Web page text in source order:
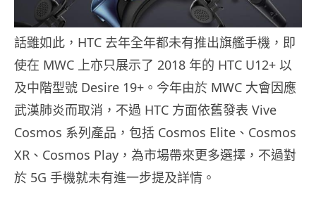
話雖如此，HTC 去年全年都未有推出旗艦手機，即
使在 MWC 上亦只展示了 2018 年的 HTC U12+ 以
及中階型號 Desire 19+。今年由於 MWC 大會因應
武漢肺炎而取消，不過 HTC 方面依舊發表 Vive
Cosmos 系列產品，包括 Cosmos Elite、Cosmos
XR、Cosmos Play，為市場帶來更多選擇，不過對
於 5G 手機就未有進一步提及詳情。